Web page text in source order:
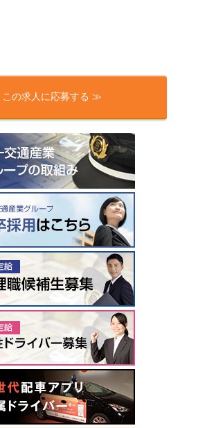
この求人に応募する ≫